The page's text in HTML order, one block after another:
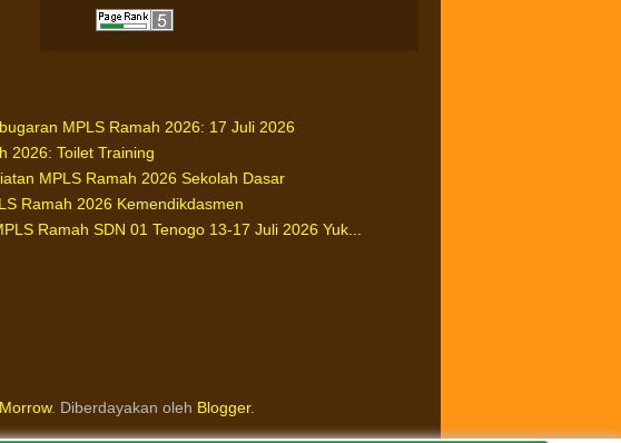
MPLS Ramah 2026: 17 Juli 2026
2026: Toilet Training
MPLS Ramah 2026 Sekolah Dasar
Ramah 2026 Kemendikdasmen
Ramah SDN 01 Tenogo 13-17 Juli 2026 Yuk...
. Diberdayakan oleh Blogger.